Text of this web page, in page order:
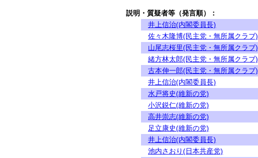
説明・質疑者等（発言順）：
井上信治(内閣委員長)
佐々木隆博(民主党・無所属クラブ)
山尾志桜里(民主党・無所属クラブ)
緒方林太郎(民主党・無所属クラブ)
古本伸一郎(民主党・無所属クラブ)
井上信治(内閣委員長)
水戸将史(維新の党)
小沢鋭仁(維新の党)
高井崇志(維新の党)
足立康史(維新の党)
井上信治(内閣委員長)
池内さおり(日本共産党)